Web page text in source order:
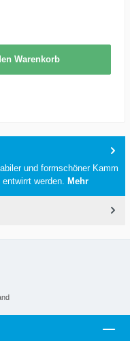
Warenkorb
und formschöner Kamm
werden.
Mehr